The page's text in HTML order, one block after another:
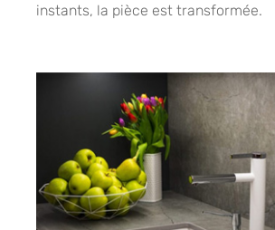
instants, la pièce est transformée.